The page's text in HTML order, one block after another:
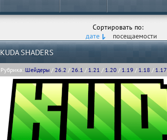
Сортировать по:
дате
посещаемости
KUDA SHADERS
Рубрика: Шейдеры /26.2 /26.1 / 1.21 / 1.20 / 1.19 / 1.18 / 1.17